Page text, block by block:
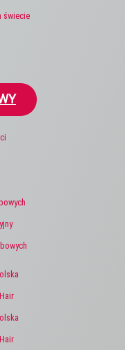
świecie